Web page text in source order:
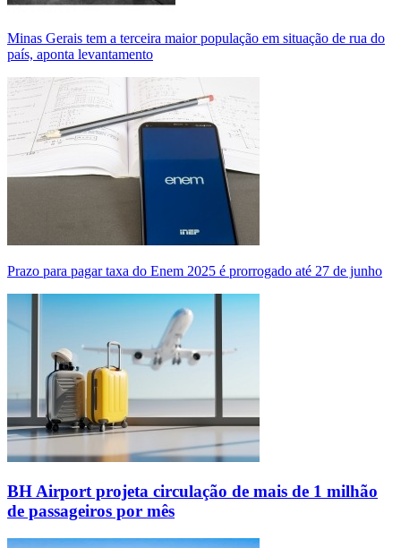
Minas Gerais tem a terceira maior população em situação de rua do
país, aponta levantamento
Prazo para pagar taxa do Enem 2025 é prorrogado até 27 de junho
BH Airport projeta circulação de mais de 1 milhão
de passageiros por mês